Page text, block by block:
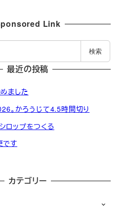
Link
検索
最近の投稿
ました
。かろうじて4.5時間切り
ロップをつくる
です
カテゴリー